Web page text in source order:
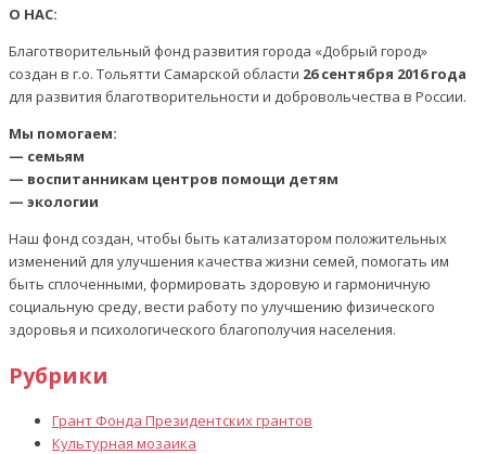
О НАС:
Благотворительный фонд развития города «Добрый город»
создан в г.о. Тольятти Самарской области 26 сентября 2016 года
для развития благотворительности и добровольчества в России.
Мы помогаем:
— семьям
— воспитанникам центров помощи детям
— экологии
Наш фонд создан, чтобы быть катализатором положительных
изменений для улучшения качества жизни семей, помогать им
быть сплоченными, формировать здоровую и гармоничную
социальную среду, вести работу по улучшению физического
здоровья и психологического благополучия населения.
Рубрики
Грант Фонда Президентских грантов
Культурная мозаика